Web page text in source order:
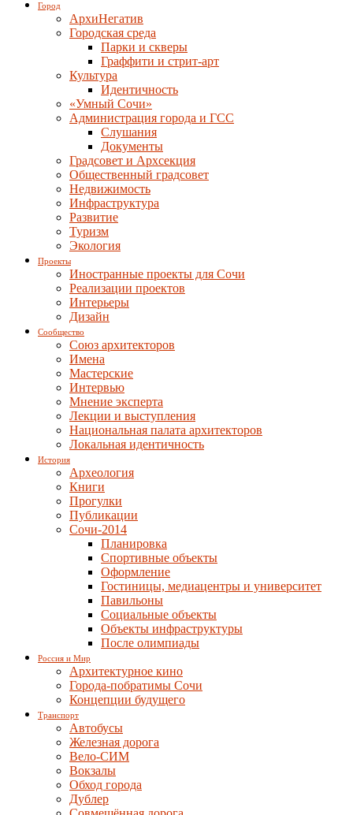
Город
АрхиНегатив
Городская среда
Парки и скверы
Граффити и стрит-арт
Культура
Идентичность
«Умный Сочи»
Администрация города и ГСС
Слушания
Документы
Градсовет и Архсекция
Общественный градсовет
Недвижимость
Инфраструктура
Развитие
Туризм
Экология
Проекты
Иностранные проекты для Сочи
Реализации проектов
Интерьеры
Дизайн
Сообщество
Союз архитекторов
Имена
Мастерские
Интервью
Мнение эксперта
Лекции и выступления
Национальная палата архитекторов
Локальная идентичность
История
Археология
Книги
Прогулки
Публикации
Сочи-2014
Планировка
Спортивные объекты
Оформление
Гостиницы, медиацентры и университет
Павильоны
Социальные объекты
Объекты инфраструктуры
После олимпиады
Россия и Мир
Архитектурное кино
Города-побратимы Сочи
Концепции будущего
Транспорт
Автобусы
Железная дорога
Вело-СИМ
Вокзалы
Обход города
Дублер